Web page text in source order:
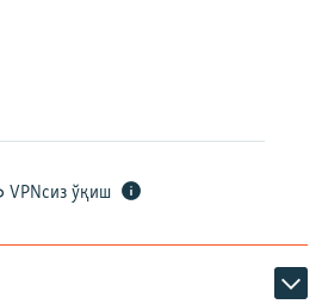
VPNсиз ўқиш